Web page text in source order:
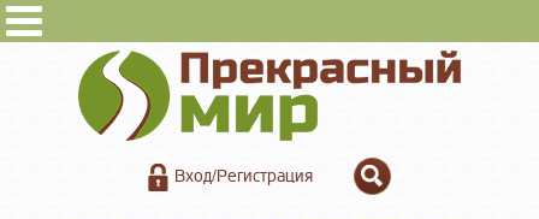
Вход/Регистрация